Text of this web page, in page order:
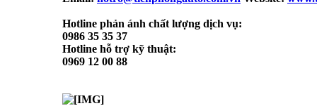
Hotline phản ánh chất lượng dịch vụ:
0986 35 35 37
Hotline hỗ trợ kỹ thuật:
0969 12 00 88